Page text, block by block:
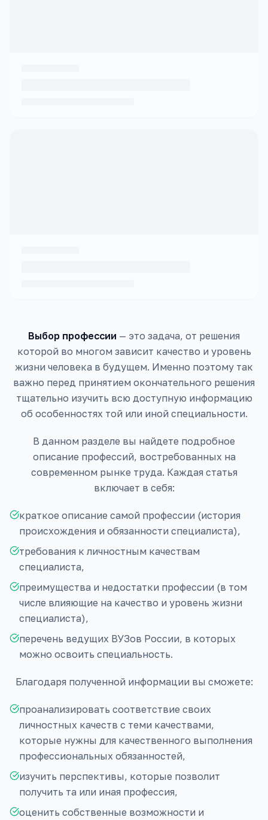
Выбор профессии — это задача, от решения
которой во многом зависит качество и уровень
жизни человека в будущем. Именно поэтому так
важно перед принятием окончательного решения
тщательно изучить всю доступную информацию
об особенностях той или иной специальности.
В данном разделе вы найдете подробное
описание профессий, востребованных на
современном рынке труда. Каждая статья
включает в себя:
краткое описание самой профессии (история
происхождения и обязанности специалиста),
требования к личностным качествам
специалиста,
преимущества и недостатки профессии (в том
числе влияющие на качество и уровень жизни
специалиста),
перечень ведущих ВУЗов России, в которых
можно освоить специальность.
Благодаря полученной информации вы сможете:
проанализировать соответствие своих
личностных качеств с теми качествами,
которые нужны для качественного выполнения
профессиональных обязанностей,
изучить перспективы, которые позволит
получить та или иная профессия,
оценить собственные возможности и